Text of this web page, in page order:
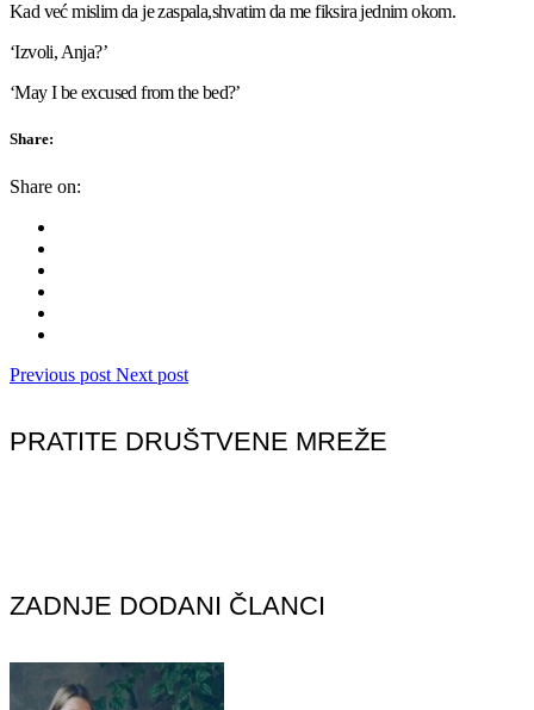
Kad već mislim da je zaspala,shvatim da me fiksira jednim okom.
‘Izvoli, Anja?’
‘May I be excused from the bed?’
Share:
Share on:
Previous post Next post
PRATITE DRUŠTVENE MREŽE
ZADNJE DODANI ČLANCI